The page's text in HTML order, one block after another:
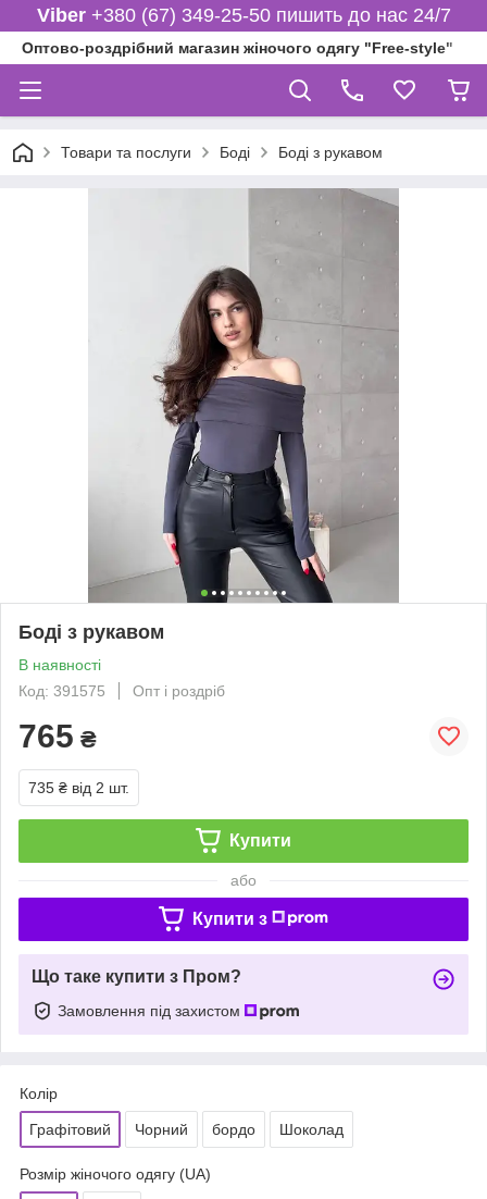
Viber+380 (67) 349-25-50 пишить до нас 24/7
Оптово-роздрібний магазин жіночого одягу "Free-style"
Товари та послуги Боді Боді з рукавом
Боді з рукавом
В наявності
Код: 391575
Опт і роздріб
765 ₴
735 ₴ від 2 шт.
Купити
або
Купити з
Що таке купити з Пром?
Замовлення під захистом
Колір
Графітовий Чорний бордо Шоколад
Розмір жіночого одягу (UA)